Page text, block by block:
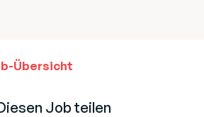
Übersicht
Job teilen